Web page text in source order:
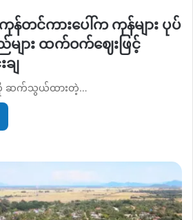
တင်ကားပေါ်က ကုန်များ ပုပ်
ျား ထက်ဝက်ဈေးဖြင့်
ျ
ဆက်သွယ်ထားတဲ့…